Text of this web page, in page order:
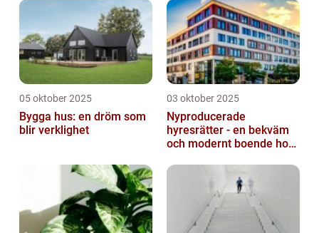
05 oktober 2025
Bygga hus: en dröm som
blir verklighet
03 oktober 2025
Nyproducerade
hyresrätter - en bekväm
och modernt boende hos
nyproduktion